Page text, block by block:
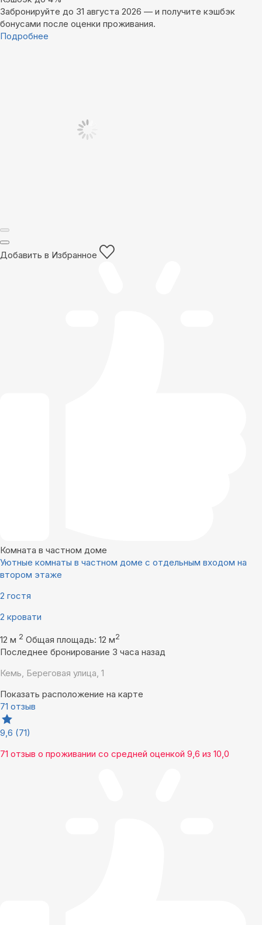
Забронируйте до 31 августа 2026 — и получите кэшбэк
бонусами после оценки проживания.
Подробнее
Добавить в Избранное
Комната в частном доме
Уютные комнаты в частном доме с отдельным входом на
втором этаже
2 гостя
2 кровати
12 м 2 Общая площадь: 12 м2
Последнее бронирование 3 часа назад
Кемь, Береговая улица, 1
Показать расположение на карте
71 отзыв
9,6 (71)
71 отзыв о проживании со средней оценкой 9,6 из 10,0